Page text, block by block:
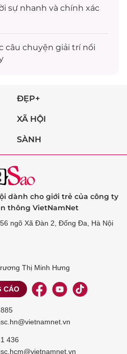
sự nhanh và chính xác
câu chuyện giải trínổi
ĐẸP+
XÃ HỘI
SÀNH
dành cho giới trẻ của công ty
thông VietNamNet
ngõ Xã Đàn 2, Đống Đa, Hà Nội
Thị Minh Hưng
CÁO
436